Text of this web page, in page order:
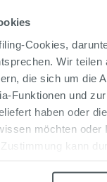
Cookies,
Wir
die sich um die
Funktionen und
haben oder
möchten
Zustimmung kann